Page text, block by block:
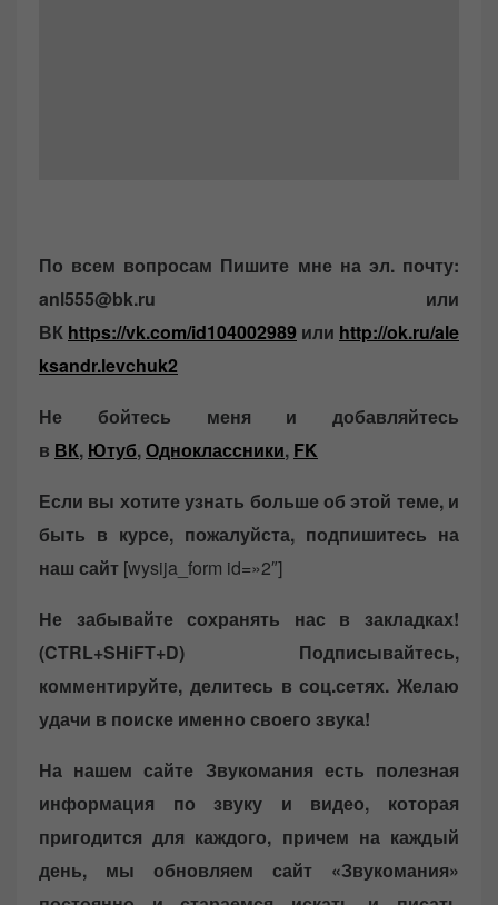
По всем вопросам Пишите мне на эл. почту:
anl555@bk.ru или
ВК https://vk.com/id104002989 или http://ok.ru/ale
ksandr.levchuk2
Не бойтесь меня и добавляйтесь
в ВК, Ютуб,Одноклассники, FK
Если вы хотите узнать больше об этой теме, и
быть в курсе, пожалуйста, подпишитесь на
наш сайт [wysija_form id=»2″]
Не забывайте сохранять нас в закладках!
(CTRL+SHiFT+D)
Подписывайтесь,
комментируйте, делитесь в соц.сетях. Желаю
удачи в поиске именно своего звука!
На нашем сайте Звукомания есть полезная
информация по звуку и видео, которая
пригодится для каждого, причем на каждый
день, мы обновляем сайт «Звукомания»